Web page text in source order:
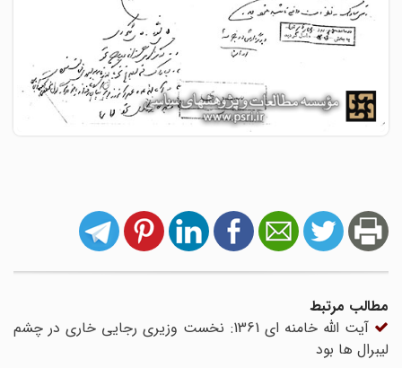
مطالب مرتبط
آیت الله خامنه ای 1361: نخست وزیری رجایی خاری در چشم
لیبرال ها بود